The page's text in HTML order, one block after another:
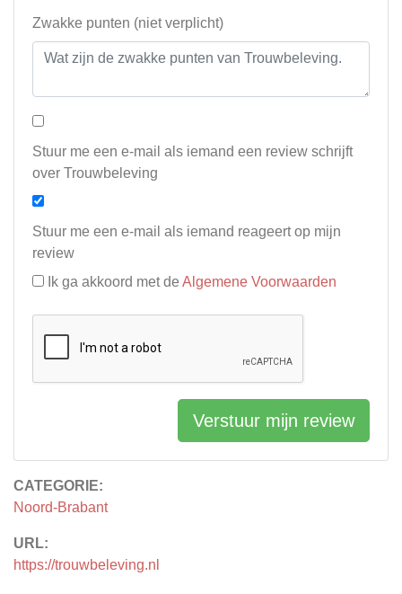
CATEGORIE:
Noord-Brabant
URL:
https://trouwbeleving.nl
Zwakke punten (niet verplicht)
Stuur me een e-mail als iemand een review schrijft
over Trouwbeleving
Stuur me een e-mail als iemand reageert op mijn
review
Ik ga akkoord met de Algemene Voorwaarden
Verstuur mijn review